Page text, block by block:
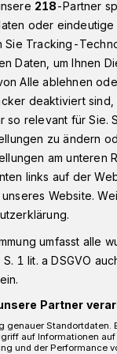
- Oberbarmen
der Straße
(1.
war eine
218-Partner
oder eindeutige
Sie Tracking-
Daten, um Ihnen
Alle ablehnen
deaktiviert
so relevant für Sie.
zu ändern
am
links auf der
Website.
umfasst alle
1 lit. a DSGVO
Partner
genauer
auf Informationen
und der Performance